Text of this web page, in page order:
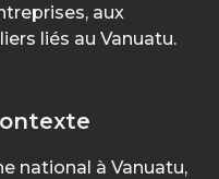
aux
liés au Vanuatu.
national à Vanuatu,